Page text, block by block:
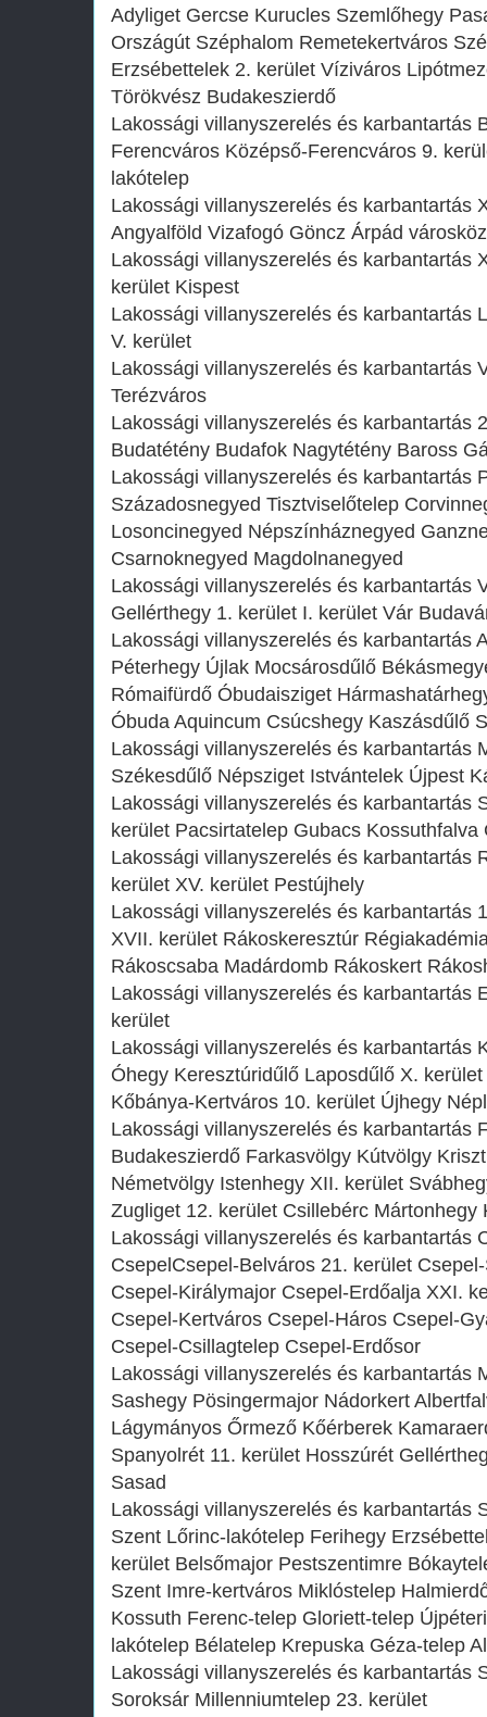
Adyliget Gercse Kurucles Szemlőhegy
Országút Széphalom Remetekertváros
Erzsébettelek 2. kerület Víziváros
Törökvész Budakeszierdő
Lakossági villanyszerelés és karbantartás
Ferencváros Középső-Ferencváros 9.
lakótelep
Lakossági villanyszerelés és karbantartás
Angyalföld Vizafogó Göncz Árpád
Lakossági villanyszerelés és karbantartás
kerület Kispest
Lakossági villanyszerelés és karbantartás
V. kerület
Lakossági villanyszerelés és karbantartás
Terézváros
Lakossági villanyszerelés és karbantartás
Budatétény Budafok Nagytétény Baross
Lakossági villanyszerelés és karbantartás
Századosnegyed Tisztviselőtelep
Losoncinegyed Népszínháznegyed
Csarnoknegyed Magdolnanegyed
Lakossági villanyszerelés és karbantartás
Gellérthegy 1. kerület I. kerület Vár
Lakossági villanyszerelés és karbantartás
Péterhegy Újlak Mocsárosdűlő
Rómaifürdő Óbudaisziget
Óbuda Aquincum Csúcshegy Kaszásdűlő
Lakossági villanyszerelés és karbantartás
Székesdűlő Népsziget Istvántelek Újpest
Lakossági villanyszerelés és karbantartás
kerület Pacsirtatelep Gubacs
Lakossági villanyszerelés és karbantartás
kerület XV. kerület Pestújhely
Lakossági villanyszerelés és karbantartás
XVII. kerület Rákoskeresztúr
Rákoscsaba Madárdomb Rákoskert
Lakossági villanyszerelés és karbantartás
kerület
Lakossági villanyszerelés és karbantartás
Óhegy Keresztúridűlő Laposdűlő X.
Kőbánya-Kertváros 10. kerület Újhegy
Lakossági villanyszerelés és karbantartás
Budakeszierdő Farkasvölgy Kútvölgy
Németvölgy Istenhegy XII. kerület
Zugliget 12. kerület Csillebérc Mártonhegy
Lakossági villanyszerelés és karbantartás
CsepelCsepel-Belváros 21. kerület
Csepel-Királymajor Csepel-Erdőalja XXI.
Csepel-Kertváros Csepel-Háros Csepel-
Csepel-Csillagtelep Csepel-Erdősor
Lakossági villanyszerelés és karbantartás
Sashegy Pösingermajor Nádorkert
Lágymányos Őrmező Kőérberek
Spanyolrét 11. kerület Hosszúrét
Sasad
Lakossági villanyszerelés és karbantartás
Szent Lőrinc-lakótelep Ferihegy
kerület Belsőmajor Pestszentimre
Szent Imre-kertváros Miklóstelep
Kossuth Ferenc-telep Gloriett-telep
lakótelep Bélatelep Krepuska Géza-telep
Lakossági villanyszerelés és karbantartás
Soroksár Millenniumtelep 23. kerület